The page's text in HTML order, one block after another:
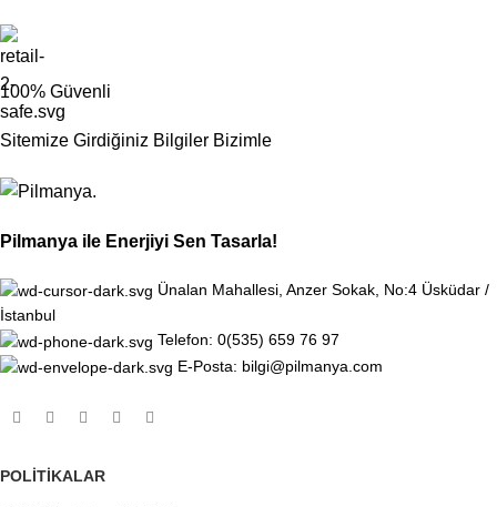
100% Güvenli
Sitemize Girdiğiniz Bilgiler Bizimle
Pilmanya ile Enerjiyi Sen Tasarla!
Ünalan Mahallesi, Anzer Sokak, No:4 Üsküdar /
İstanbul
Telefon: 0(535) 659 76 97
E-Posta: bilgi@pilmanya.com
POLITIKALAR